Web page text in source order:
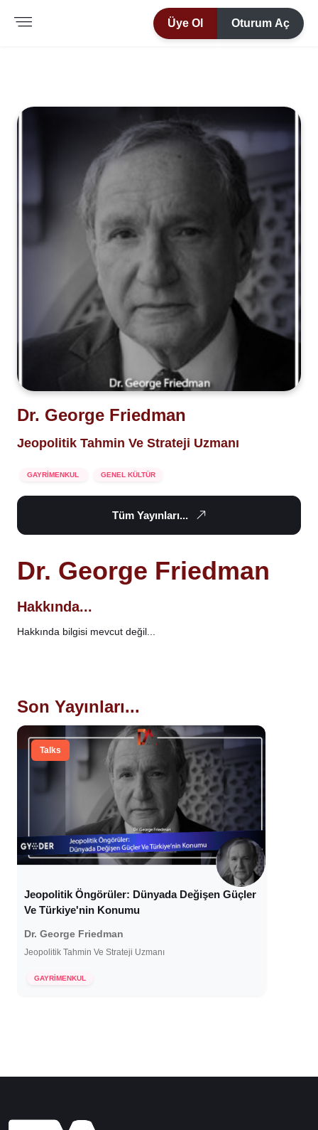
Üye Ol Oturum Aç
Dr. George Friedman
Jeopolitik Tahmin Ve Strateji Uzmanı
GAYRİMENKUL GENEL KÜLTÜR
Tüm Yayınları...
Dr. George Friedman
Hakkında...
Hakkında bilgisi mevcut değil...
Son Yayınları...
Talks
Jeopolitik Öngörüler: Dünyada Değişen Güçler
Ve Türkiye'nin Konumu
Dr. George Friedman
Jeopolitik Tahmin Ve Strateji Uzmanı
GAYRİMENKUL